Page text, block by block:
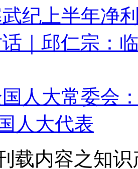
纪上半年净
｜邱仁宗：
人大常委会
人大代表
载内容之知